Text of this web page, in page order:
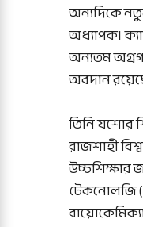
অন্যদিকে
অধ্যাপক।
অন্যতম
অবদান
তিনি যশোর
রাজশাহী
উচ্চশিক্ষার
টেকনোলজি